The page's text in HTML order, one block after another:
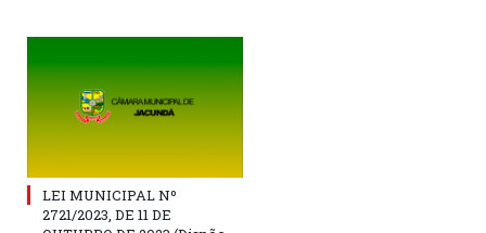
LEI MUNICIPAL Nº
2721/2023, DE 11 DE